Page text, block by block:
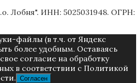
Лобня". ИНН: 5025031948. ОГРН:
фaйлы (в т.ч. от Яндекс
более удoбным. Ocтaвaяcь
coглacиe нa oбpaбoтку
в соответствии с Пoлитикой
Согласен